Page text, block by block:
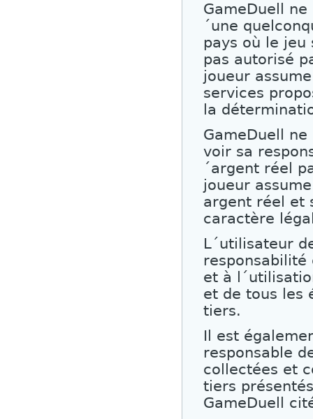
GameDuell
´une
pays où le
pas autorisé
joueur
services
la
GameDuell
voir sa
´argent réel
joueur
argent réel et
caractère
L´utilisateur
et à
et de tous les
tiers.
Il est
responsable
collectées et
tiers
GameDuell